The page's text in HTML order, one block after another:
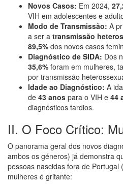
Novos Casos: Em 2024,
VIH em adolescentes e
Modo de Transmissão: A
a ser a transmissão
89,5% dos novos casos
Diagnóstico de SIDA: Dos
35,6% foram em mulheres,
por transmissão
Idade ao Diagnóstico: A
de 43 anos para o VIH e 44
diagnósticos tardios.
II. O Foco Crítico:
O panorama geral dos novos
ambos os géneros) já demonstra
pessoas nascidas fora de Portugal (
mulheres é gritante: